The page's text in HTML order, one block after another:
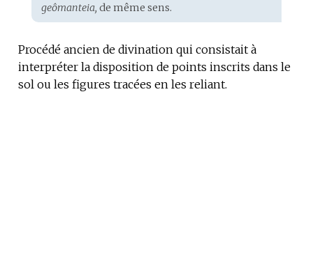
geômanteia, de même sens.
Procédé ancien de divination qui consistait à
interpréter la disposition de points inscrits dans le
sol ou les figures tracées en les reliant.